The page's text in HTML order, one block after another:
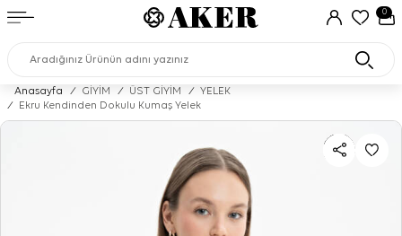
0
Anasayfa / GİYİM / ÜST GİYİM /
YELEK
/
Ekru Kendinden Dokulu Kumaş Yelek